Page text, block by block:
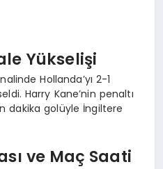
Yükselişi
Hollanda’yı 2-1
Harry Kane’nin penaltı
dakika golüyle İngiltere
ve Maç Saati